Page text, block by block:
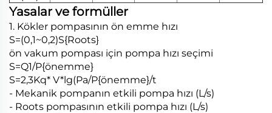
Yasalar ve formüller
1. Kökler pompasının ön emme hızı
S=(0,1~0,2)S{Roots}
ön vakum pompası için pompa hızı seçimi
S=Q1/P{önemme}
S=2,3Kq* V*lg(Pa/P{önemme}/t
- Mekanik pompanın etkili pompa hızı (L/s)
- Roots pompasının etkili pompa hızı (L/s)